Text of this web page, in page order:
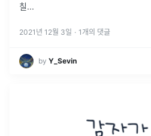
칠...
2021년 12월 3일 · 1 개의 댓글
by Y_Sevin